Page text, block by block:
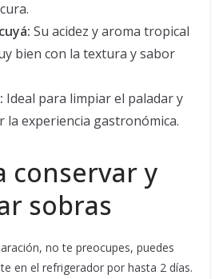
Su acidez y aroma tropical
bien con la textura y sabor
Ideal para limpiar el paladar y
la experiencia gastronómica.
conservar y
sobras
no te preocupes, puedes
en el refrigerador por hasta 2 días.